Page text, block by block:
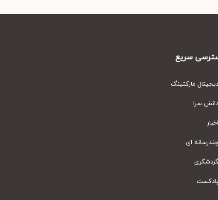
سریع
مارکتینگ
سرا
ای